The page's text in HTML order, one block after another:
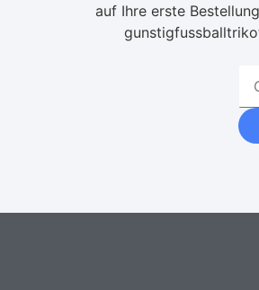
auf Ihre erste